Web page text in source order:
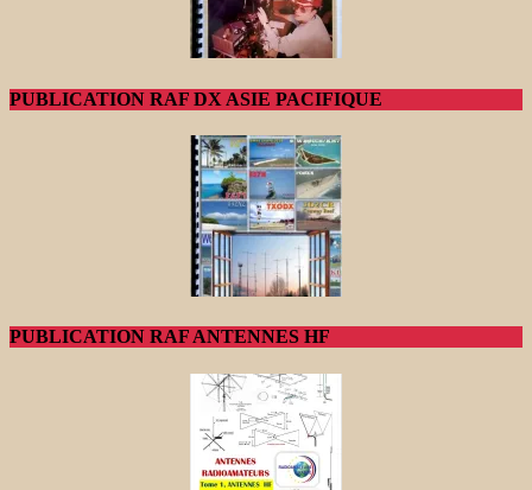
PUBLICATION RAF DX ASIE PACIFIQUE
PUBLICATION RAF ANTENNES HF